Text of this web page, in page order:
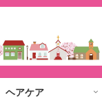
ヘアケア